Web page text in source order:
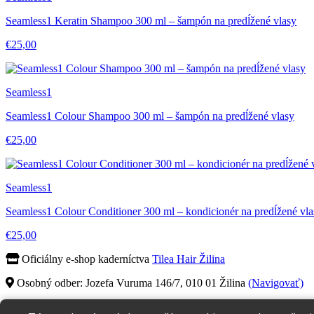
Seamless1 Keratin Shampoo 300 ml – šampón na predĺžené vlasy
€25,00
Seamless1
Seamless1 Colour Shampoo 300 ml – šampón na predĺžené vlasy
€25,00
Seamless1
Seamless1 Colour Conditioner 300 ml – kondicionér na predĺžené
€25,00
Oficiálny e-shop kaderníctva Tilea Hair Žilina
Osobný odber: Jozefa Vuruma 146/7, 010 01 Žilina (Navigovať)